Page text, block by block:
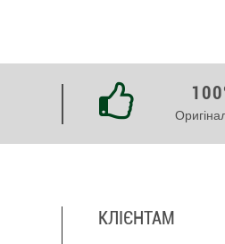
КЛІЄНТАМ